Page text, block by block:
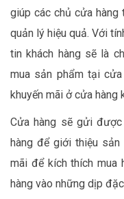
giúp các chủ cửa hàng
quản lý hiệu quả. Với
tin khách hàng sẽ là
mua sản phẩm tại
khuyến mãi ở cửa hàng
Cửa hàng sẽ gửi
hàng để giới thiệu sản
mãi để kích thích mua
hàng vào những dịp